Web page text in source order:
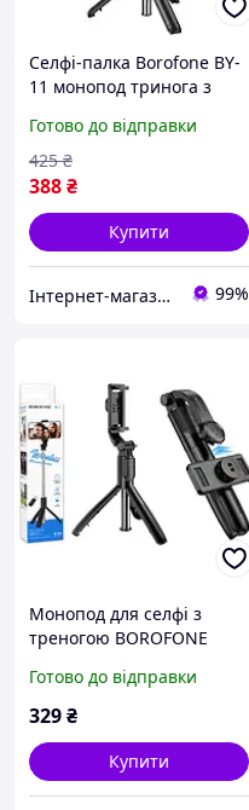
Селфі-палка Borofone BY-
11 монопод тринога з
Готово до відправки
388₴
425 ₴
Купити
Інтернет-магазин EVSE 99%
Монопод для селфі з
треногою BOROFONE
прямих ефірів, 2 в 1 з
Bluetooth-пультом
Готово до відправки
329₴
Купити